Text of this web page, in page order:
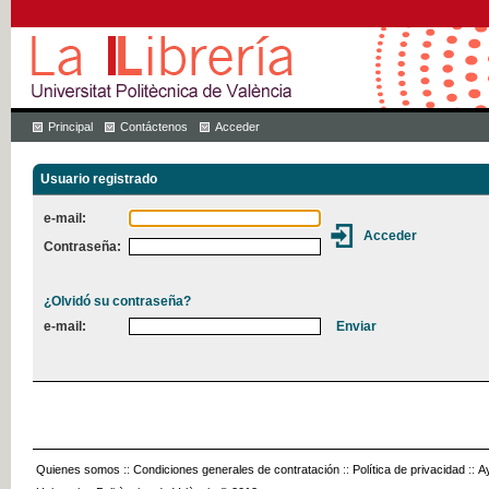
Principal Contáctenos Acceder
Usuario registrado
e-mail:
Contraseña:
¿Olvidó su contraseña?
e-mail:
Quienes somos :: Condiciones generales de contratación :: Política de privacidad ::